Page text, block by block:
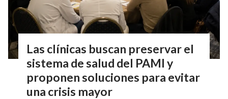
Las clínicas buscan preservar el
sistema de salud del PAMI y
proponen soluciones para evitar
una crisis mayor